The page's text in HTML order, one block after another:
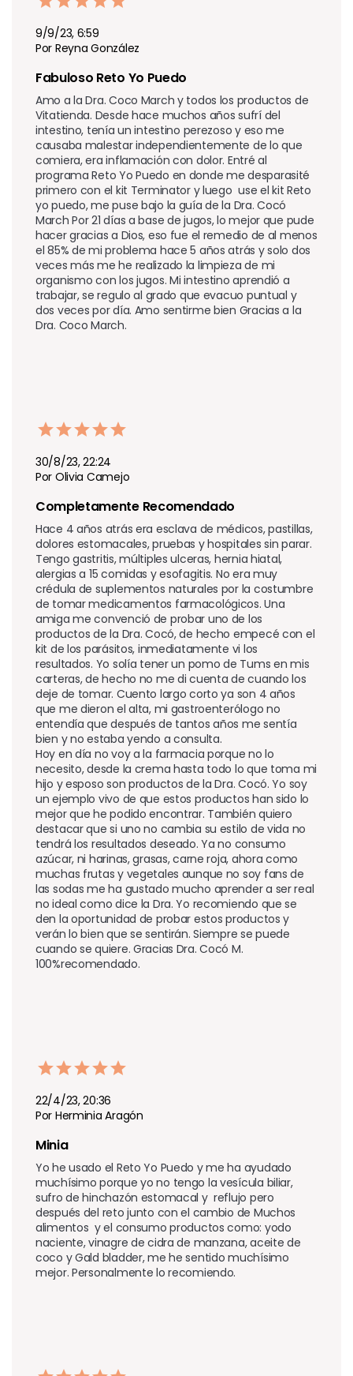
9/9/23, 6:59
Por Reyna González
Fabuloso Reto Yo Puedo
Amo a la Dra. Coco March y todos los productos de
Vitatienda. Desde hace muchos años sufrí del
intestino, tenía un intestino perezoso y eso me
causaba malestar independientemente de lo que
comiera, era inflamación con dolor. Entré al
programa Reto Yo Puedo en donde me desparasité
primero con el kit Terminator y luego  use el kit Reto
yo puedo, me puse bajo la guía de la Dra. Cocó
March Por 21 días a base de jugos, lo mejor que pude
hacer gracias a Dios, eso fue el remedio de al menos
el 85% de mi problema hace 5 años atrás y solo dos
veces más me he realizado la limpieza de mi
organismo con los jugos. Mi intestino aprendió a
trabajar, se regulo al grado que evacuo puntual y
dos veces por día. Amo sentirme bien Gracias a la
Dra. Coco March.
30/8/23, 22:24
Por Olivia Camejo
Completamente Recomendado
Hace 4 años atrás era esclava de médicos, pastillas,
dolores estomacales, pruebas y hospitales sin parar.
Tengo gastritis, múltiples ulceras, hernia hiatal,
alergias a 15 comidas y esofagitis. No era muy
crédula de suplementos naturales por la costumbre
de tomar medicamentos farmacológicos. Una
amiga me convenció de probar uno de los
productos de la Dra. Cocó, de hecho empecé con el
kit de los parásitos, inmediatamente vi los
resultados. Yo solía tener un pomo de Tums en mis
carteras, de hecho no me di cuenta de cuando los
deje de tomar. Cuento largo corto ya son 4 años
que me dieron el alta, mi gastroenterólogo no
entendía que después de tantos años me sentía
bien y no estaba yendo a consulta.
Hoy en día no voy a la farmacia porque no lo
necesito, desde la crema hasta todo lo que toma mi
hijo y esposo son productos de la Dra. Cocó. Yo soy
un ejemplo vivo de que estos productos han sido lo
mejor que he podido encontrar. También quiero
destacar que si uno no cambia su estilo de vida no
tendrá los resultados deseado. Ya no consumo
azúcar, ni harinas, grasas, carne roja, ahora como
muchas frutas y vegetales aunque no soy fans de
las sodas me ha gustado mucho aprender a ser real
no ideal como dice la Dra. Yo recomiendo que se
den la oportunidad de probar estos productos y
verán lo bien que se sentirán. Siempre se puede
cuando se quiere. Gracias Dra. Cocó M.
100%recomendado.
22/4/23, 20:36
Por Herminia Aragón
Minia
Yo he usado el Reto Yo Puedo y me ha ayudado
muchísimo porque yo no tengo la vesícula biliar,
sufro de hinchazón estomacal y  reflujo pero
después del reto junto con el cambio de Muchos
alimentos  y el consumo productos como: yodo
naciente, vinagre de cidra de manzana, aceite de
coco y Gald bladder, me he sentido muchísimo
mejor. Personalmente lo recomiendo.